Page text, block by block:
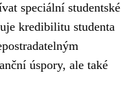
speciální studentské
kredibilitu studenta
úspory, ale také